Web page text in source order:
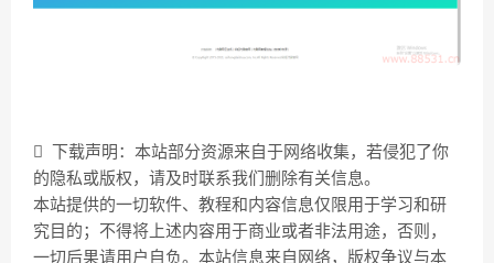
下载声明：本站部分资源来自于网络收集，若侵犯了你
的隐私或版权，请及时联系我们删除有关信息。
本站提供的一切软件、教程和内容信息仅限用于学习和研
究目的；不得将上述内容用于商业或者非法用途，否则，
一切后果请用户自负。本站信息来自网络，版权争议与本